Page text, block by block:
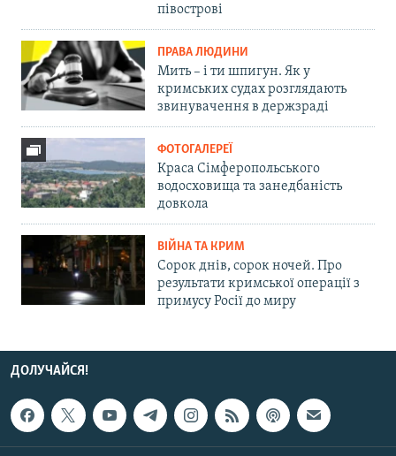
півострові
ПРАВА ЛЮДИНИ
Мить – і ти шпигун. Як у
кримських судах розглядають
звинувачення в держзраді
ФОТОГАЛЕРЕЇ
Краса Сімферопольського
водосховища та занедбаність
довкола
ВІЙНА ТА КРИМ
Сорок днів, сорок ночей. Про
результати кримської операції з
примусу Росії до миру
ДОЛУЧАЙСЯ!